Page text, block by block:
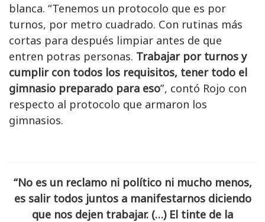
blanca. “Tenemos un protocolo que es por
turnos, por metro cuadrado. Con rutinas más
cortas para después limpiar antes de que
entren potras personas. Trabajar por turnos y
cumplir con todos los requisitos, tener todo el
gimnasio preparado para eso”, contó Rojo con
respecto al protocolo que armaron los
gimnasios.
“No es un reclamo ni político ni mucho menos,
es salir todos juntos a manifestarnos diciendo
que nos dejen trabajar. (…) El tinte de la